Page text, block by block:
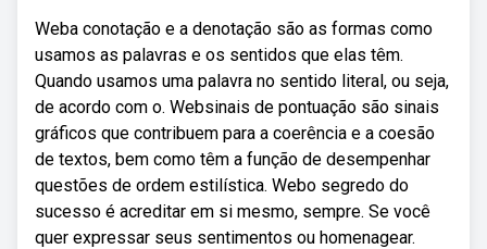
Weba conotação e a denotação são as formas como
usamos as palavras e os sentidos que elas têm.
Quando usamos uma palavra no sentido literal, ou seja,
de acordo com o. Websinais de pontuação são sinais
gráficos que contribuem para a coerência e a coesão
de textos, bem como têm a função de desempenhar
questões de ordem estilística. Webo segredo do
sucesso é acreditar em si mesmo, sempre. Se você
quer expressar seus sentimentos ou homenagear.